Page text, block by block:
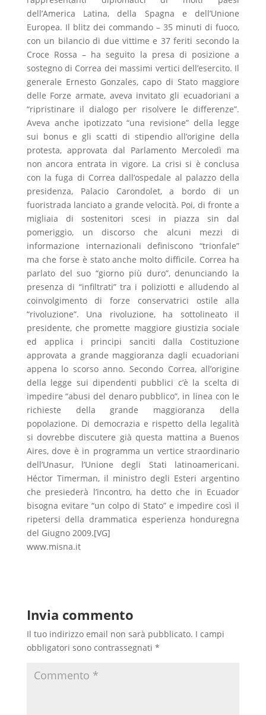
dell’America Latina, della Spagna e dell’Unione
Europea. Il blitz dei commando – 35 minuti di fuoco,
con un bilancio di due vittime e 37 feriti secondo la
Croce Rossa – ha seguito la presa di posizione a
sostegno di Correa dei massimi vertici dell’esercito. Il
generale Ernesto Gonzales, capo di Stato maggiore
delle Forze armate, aveva invitato gli ecuadoriani a
“ripristinare il dialogo per risolvere le differenze”.
Aveva anche ipotizzato “una revisione” della legge
sui bonus e gli scatti di stipendio all’origine della
protesta, approvata dal Parlamento Mercoledì ma
non ancora entrata in vigore. La crisi si è conclusa
con la fuga di Correa dall’ospedale al palazzo della
presidenza, Palacio Carondolet, a bordo di un
fuoristrada lanciato a grande velocità. Poi, di fronte a
migliaia di sostenitori scesi in piazza sin dal
pomeriggio, un discorso che alcuni mezzi di
informazione internazionali definiscono “trionfale”
ma che forse è stato anche molto difficile. Correa ha
parlato del suo “giorno più duro”, denunciando la
presenza di “infiltrati” tra i poliziotti e alludendo al
coinvolgimento di forze conservatrici ostile alla
“rivoluzione”. Una rivoluzione, ha sottolineato il
presidente, che promette maggiore giustizia sociale
ed applica i principi sanciti dalla Costituzione
approvata a grande maggioranza dagli ecuadoriani
appena lo scorso anno. Secondo Correa, all’origine
della legge sui dipendenti pubblici c’è la scelta di
impedire “abusi del denaro pubblico”, in linea con le
richieste della grande maggioranza della
popolazione. Di democrazia e rispetto della legalità
si dovrebbe discutere già questa mattina a Buenos
Aires, dove è in programma un vertice straordinario
dell’Unasur, l’Unione degli Stati latinoamericani.
Héctor Timerman, il ministro degli Esteri argentino
che presiederà l’incontro, ha detto che in Ecuador
bisogna evitare “un colpo di Stato” e impedire così il
ripetersi della drammatica esperienza honduregna
del Giugno 2009.[VG]
www.misna.it
Invia commento
Il tuo indirizzo email non sarà pubblicato. I campi
obbligatori sono contrassegnati *